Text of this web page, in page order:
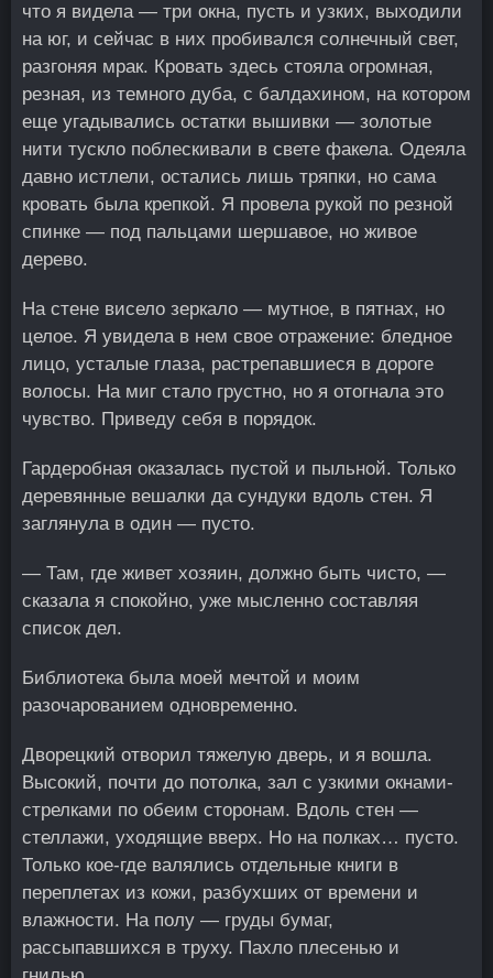
что я видела — три окна, пусть и узких, выходили
на юг, и сейчас в них пробивался солнечный свет,
разгоняя мрак. Кровать здесь стояла огромная,
резная, из темного дуба, с балдахином, на котором
еще угадывались остатки вышивки — золотые
нити тускло поблескивали в свете факела. Одеяла
давно истлели, остались лишь тряпки, но сама
кровать была крепкой. Я провела рукой по резной
спинке — под пальцами шершавое, но живое
дерево.
На стене висело зеркало — мутное, в пятнах, но
целое. Я увидела в нем свое отражение: бледное
лицо, усталые глаза, растрепавшиеся в дороге
волосы. На миг стало грустно, но я отогнала это
чувство. Приведу себя в порядок.
Гардеробная оказалась пустой и пыльной. Только
деревянные вешалки да сундуки вдоль стен. Я
заглянула в один — пусто.
— Там, где живет хозяин, должно быть чисто, —
сказала я спокойно, уже мысленно составляя
список дел.
Библиотека была моей мечтой и моим
разочарованием одновременно.
Дворецкий отворил тяжелую дверь, и я вошла.
Высокий, почти до потолка, зал с узкими окнами-
стрелками по обеим сторонам. Вдоль стен —
стеллажи, уходящие вверх. Но на полках… пусто.
Только кое-где валялись отдельные книги в
переплетах из кожи, разбухших от времени и
влажности. На полу — груды бумаг,
рассыпавшихся в труху. Пахло плесенью и